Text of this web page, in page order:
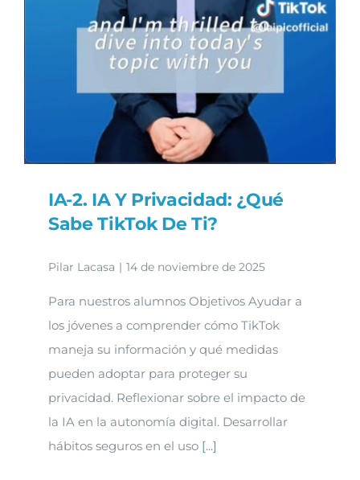
IA-2. IA Y Privacidad: ¿Qué
Sabe TikTok De Ti?
Pilar Lacasa | 14 de noviembre de 2025
Para nuestros alumnos Objetivos Ayudar a
los jóvenes a comprender cómo TikTok
maneja su información y qué medidas
pueden adoptar para proteger su
privacidad. Reflexionar sobre el impacto de
la IA en la autonomía digital. Desarrollar
hábitos seguros en el uso[...]